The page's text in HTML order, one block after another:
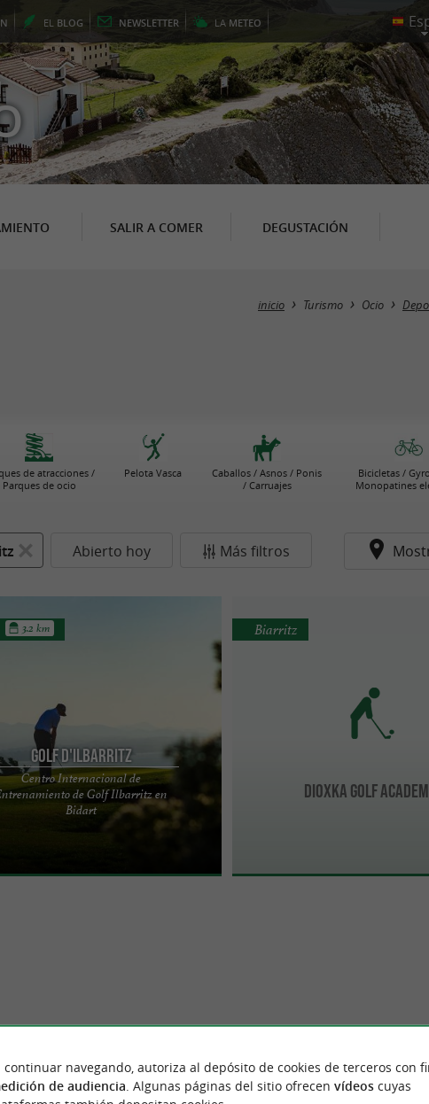
EL BLOG NEWSLETTER LA METEO
SALIR A COMER DEGUSTACIÓN
inicio Turismo Ocio
de atracciones /
Parques de ocio
Pelota Vasca
Caballos / Asnos / Ponis
/ Carruajes
Bicicletas /
Monopatines
Abierto hoy Más filtros
Golf d'Ilbarritz
Centro Internacional de
de Golf Ilbarritz en
Bidart
3.2 km
coincidiendo con el centenario de
Phare, que el Centro Internacional de
Dioxka Golf
Biarritz
continuar navegando, autoriza al depósito de cookies de terceros con
de audiencia . Algunas páginas del sitio ofrecen vídeoscuyas